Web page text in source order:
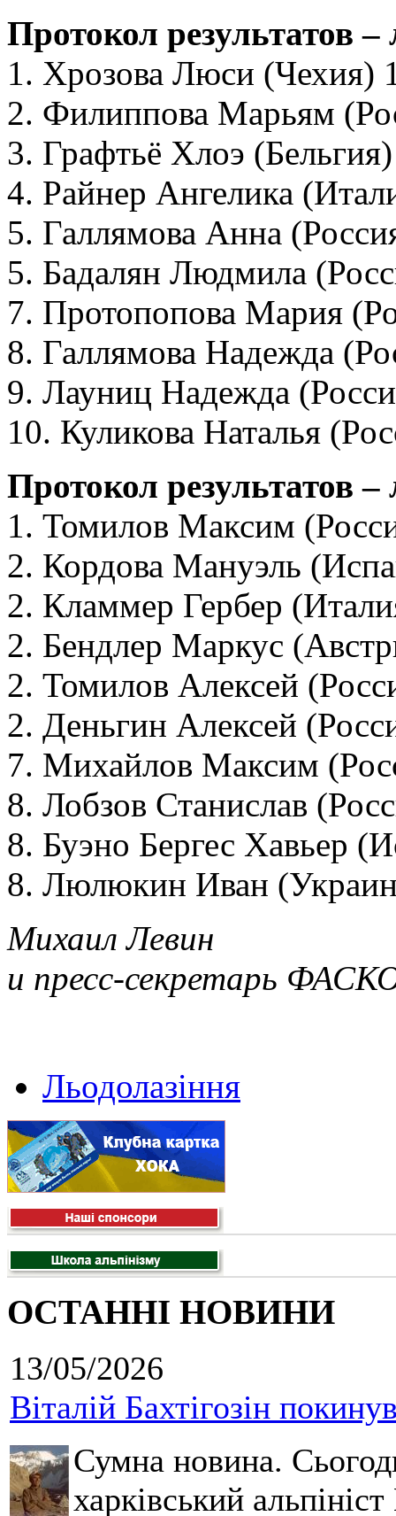
Протокол результатов
1. Хрозова Люси (Чехия)
2. Филиппова Марьям
3. Графтьё Хлоэ
4. Райнер Ангелика
5. Галлямова Анна
5. Бадалян Людмила
7. Протопопова Мария
8. Галлямова Надежда
9. Лауниц Надежда
10. Куликова Наталья
Протокол результатов
1. Томилов Максим
2. Кордова Мануэль
2. Кламмер Гербер
2. Бендлер Маркус
2. Томилов Алексей
2. Деньгин Алексей
7. Михайлов Максим
8. Лобзов Станислав
8. Буэно Бергес Хавьер
8. Люлюкин Иван
Михаил Левин
и пресс-секретарь
Льодолазіння
ОСТАННІ НОВИНИ
13/05/2026
Віталій Бахтігозін
Сумна новина.
харківський